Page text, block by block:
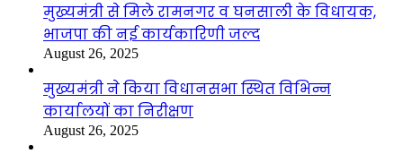
मुख्यमंत्री से मिले रामनगर व घनसाली के विधायक,
भाजपा की नई कार्यकारिणी जल्द
August 26, 2025
मुख्यमंत्री ने किया विधानसभा स्थित विभिन्न
कार्यालयों का निरीक्षण
August 26, 2025